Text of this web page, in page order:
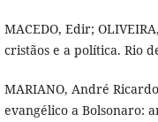
MACEDO, Edir;
cristãos e a política. Rio
MARIANO, André
evangélico a Bolsonaro: